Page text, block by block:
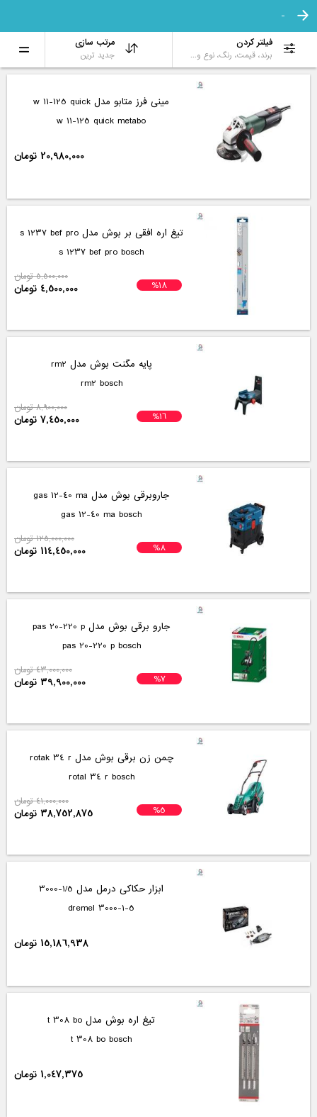
-
فیلتر کردن
برند، قیمت، رنگ، نوع و...
مرتب سازی
جدید ترین
مینی فرز متابو مدل w 11-125 quick
w 11-125 quick metabo
20,980,000 تومان
تیغ اره افقی بر بوش مدل s 1237 bef pro
s 1237 bef pro bosch
%18
5,500,000 تومان
4,500,000 تومان
پایه مگنت بوش مدل rm2
rm2 bosch
%16
8,900,000 تومان
7,450,000 تومان
جاروبرقی بوش مدل gas 12-40 ma
gas 12-40 ma bosch
%8
125,000,000 تومان
114,450,000 تومان
جارو برقی بوش مدل pas 20-220 p
pas 20-220 p bosch
%7
43,000,000 تومان
39,900,000 تومان
چمن زن برقی بوش مدل rotak 34 r
rotal 34 r bosch
%5
41,000,000 تومان
38,752,875 تومان
ابزار حکاکی درمل مدل 1/5-3000
3000-1-5 dremel
15,186,938 تومان
تیغ اره بوش مدل t 308 bo
t 308 bo bosch
1,047,375 تومان